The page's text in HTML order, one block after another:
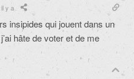
y a
insipides qui jouent dans un
hâte de voter et de me